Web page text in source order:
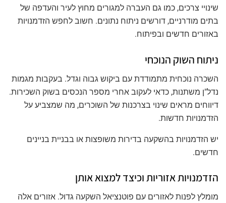
שינויי צרכים, כמו גם העברה למגורים מחוץ לעיר והעדפה של
בתים מודרניים, דורשים ניתוח נתונים. חשוב לחפש הזדמנויות
באזורים חדשים ובפיתוח.
ניתוח השוק הנוכחי
השכרה נוכחית מתמודדת עם ביקוש גבוה וגדל. בעקבות מגמות
נדל"ן משתנות, כדאי לעקוב אחרי מספר הנכסים בשוק השכירות.
דיווחים מראים שינוי בצרכנות של השוכרים, מה שמצביע על
הזדמנויות חדשות.
יש הזדמנויות בהשקעה בדירות משופצות או בבניית בניינים
חדשים.
הזדמנויות אזוריות וכיצד למצוא אותן
מומלץ לפנות לאזורים עם פוטנציאל השקעה גדול. אזורים אלה